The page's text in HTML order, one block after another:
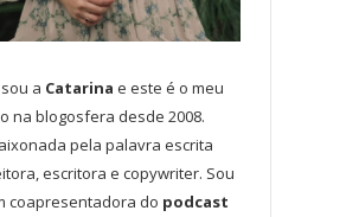
a Catarina e este é o meu
na blogosfera desde 2008.
pela palavra escrita
escritora e copywriter. Sou
coapresentadora do podcast